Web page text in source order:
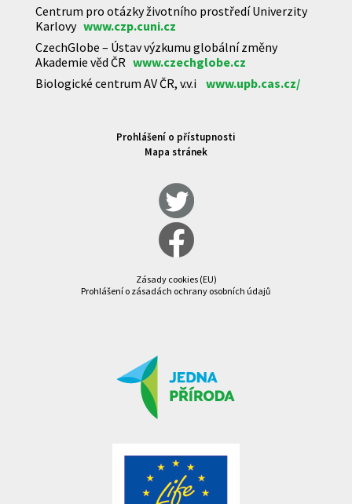
Centrum pro otázky životního prostředí Univerzity
Karlovy www.czp.cuni.cz
CzechGlobe – Ústav výzkumu globální změny
Akademie věd ČR www.czechglobe.cz
Biologické centrum AV ČR, v.v.i www.upb.cas.cz/
Prohlášení o přístupnosti
Mapa stránek
Zásady cookies (EU)
Prohlášení o zásadách ochrany osobních údajů